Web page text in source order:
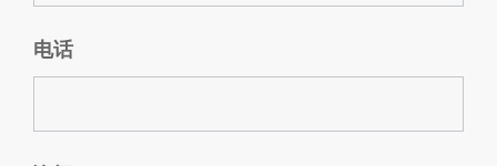
电话